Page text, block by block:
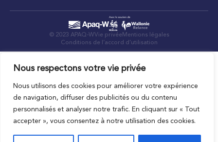
Nous respectons votre vie privée
Nous utilisons des cookies pour améliorer votre expérience
de navigation, diffuser des publicités ou du contenu
personnalisés et analyser notre trafic. En cliquant sur « Tout
accepter », vous consentez à notre utilisation des cookies.
© 2023 APAQ-WVie privée Mentions légales
Conditions de l’accord d’utilisation